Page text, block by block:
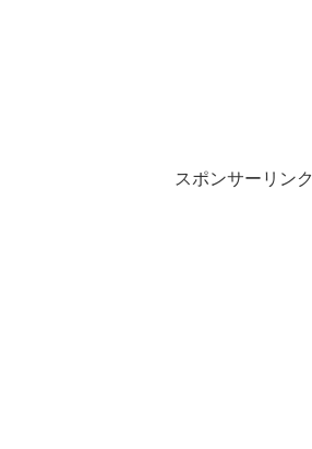
スポンサーリンク